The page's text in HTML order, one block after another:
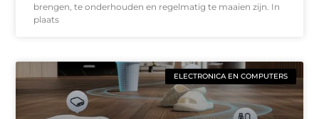
brengen, te onderhouden en regelmatig te maaien zijn. In
plaats
ELECTRONICA EN COMPUTERS